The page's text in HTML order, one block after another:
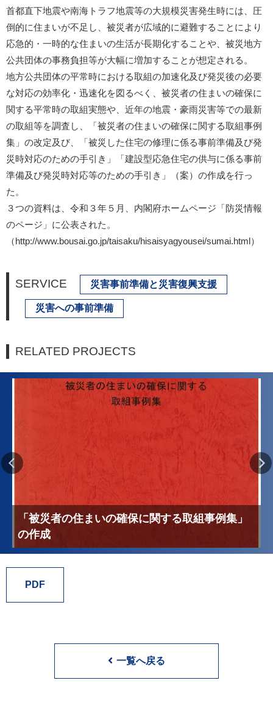
首都直下地震や南海トラフ地震等の大規模災害発生時には、圧
倒的に住まいが不足し、被災者が広域的に避難することにより
応急的・一時的な住まいの生活が長期化することや、被災地方
公共団体の事務負担等が大幅に増加することが想定される。
地方公共団体の平常時における取組の加速化及び発災後の必要
な対応の効率化・迅速化を図るべく、被災者の住まいの確保に
関する平常時の取組実態や、近年の地震・豪雨災害等での最新
の取組等を調査し、「被災者の住まいの確保に関する取組事例
集」の改定及び、「被災した住宅の修理に係る事前準備及び発
災時対応のための手引き」「建設型応急住宅の供与に係る事前
準備及び発災時対応等のための手引き」（案）の作成を行っ
た。
３つの資料は、令和３年５月、内閣府ホームページ「防災情報
のページ」に公表された。
（http://www.bousai.go.jp/taisaku/hisaisyagyousei/sumai.html）
SERVICE 災害事前準備と災害復興支援
災害への事前準備
RELATED PROJECTS
「被災者の住まいの確保に関する取組事例集」
の作成
PDF
一覧へ戻る